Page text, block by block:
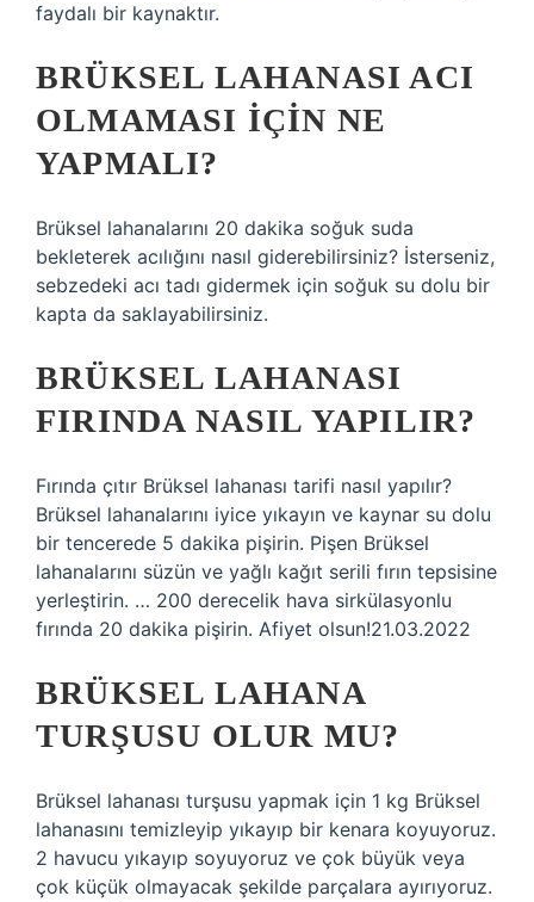
faydalı bir kaynaktır.
BRÜKSEL LAHANASI ACI
OLMAMASI IÇIN NE
YAPMALI?
Brüksel lahanalarını 20 dakika soğuk suda
bekleterek acılığını nasıl giderebilirsiniz? İsterseniz,
sebzedeki acı tadı gidermek için soğuk su dolu bir
kapta da saklayabilirsiniz.
BRÜKSEL LAHANASI
FIRINDA NASIL YAPILIR?
Fırında çıtır Brüksel lahanası tarifi nasıl yapılır?
Brüksel lahanalarını iyice yıkayın ve kaynar su dolu
bir tencerede 5 dakika pişirin. Pişen Brüksel
lahanalarını süzün ve yağlı kağıt serili fırın tepsisine
yerleştirin. … 200 derecelik hava sirkülasyonlu
fırında 20 dakika pişirin. Afiyet olsun!21.03.2022
BRÜKSEL LAHANA
TURŞUSU OLUR MU?
Brüksel lahanası turşusu yapmak için 1 kg Brüksel
lahanasını temizleyip yıkayıp bir kenara koyuyoruz.
2 havucu yıkayıp soyuyoruz ve çok büyük veya
çok küçük olmayacak şekilde parçalara ayırıyoruz.